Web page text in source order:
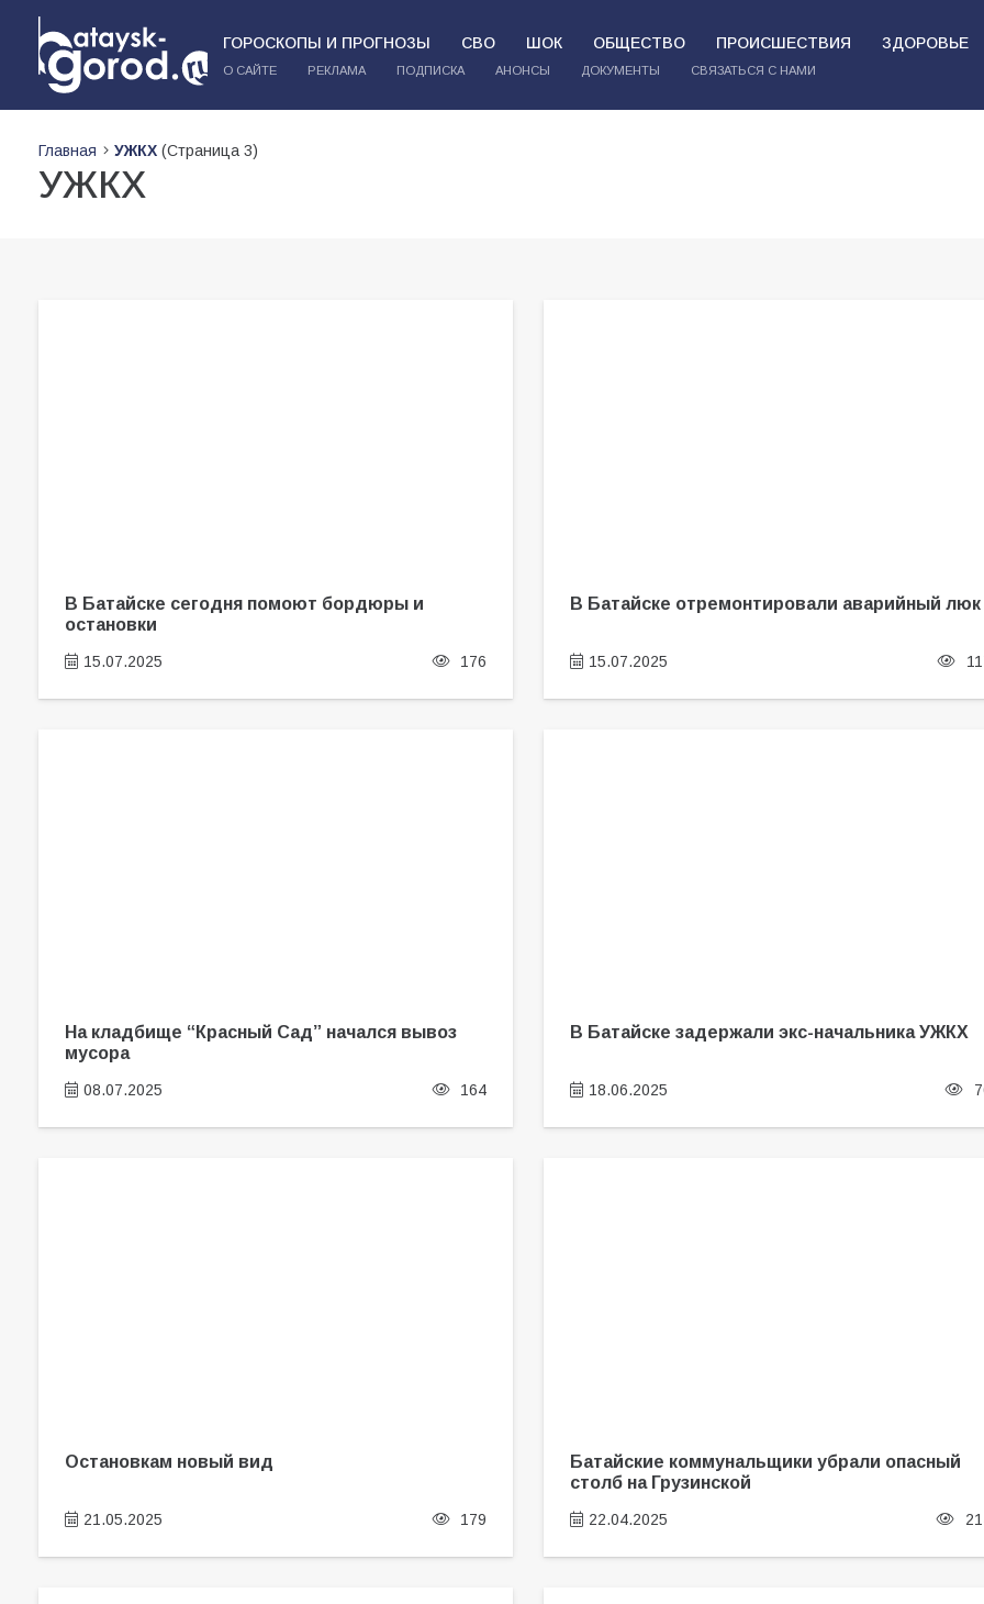
ГОРОСКОПЫ И ПРОГНОЗЫ СВО ШОК ОБЩЕСТВО ПРОИСШЕСТВИЯ ЗДОРОВЬЕ
О САЙТЕ РЕКЛАМА ПОДПИСКА АНОНСЫ ДОКУМЕНТЫ СВЯЗАТЬСЯ С НАМИ
Главная УЖКХ (Страница 3)
УЖКХ
В Батайске сегодня помоют бордюры и
остановки
15.07.2025 176
В Батайске отремонтировали аварийный люк
15.07.2025
На кладбище “Красный Сад” начался вывоз
мусора
08.07.2025 164
В Батайске задержали экс-начальника УЖКХ
18.06.2025
Остановкам новый вид
21.05.2025 179
Батайские коммунальщики убрали опасный
столб на Грузинской
22.04.2025